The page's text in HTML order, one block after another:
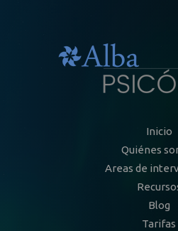
Inicio
Quiénes
Areas de
Blog
Tarifas